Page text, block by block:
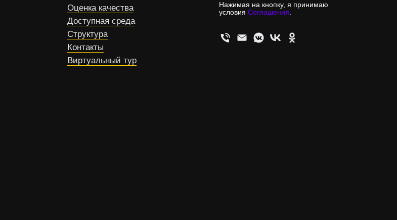
Оценка качества
Доступная среда
Структура
Контакты
Виртуальный тур
Нажимая на кнопку, я принимаю
условия Соглашения